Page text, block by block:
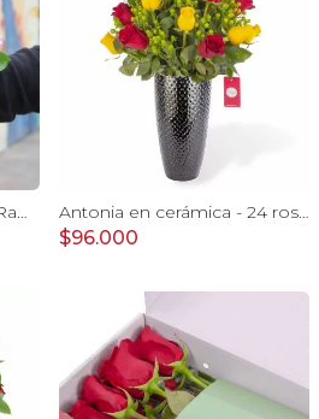
Pamela Rosas Rojas en Ramo - Ramo con con rosas rojas y mini claveles Antonia en cerámica - 24 rosas rojo y amarillo e hypericum
$96.000